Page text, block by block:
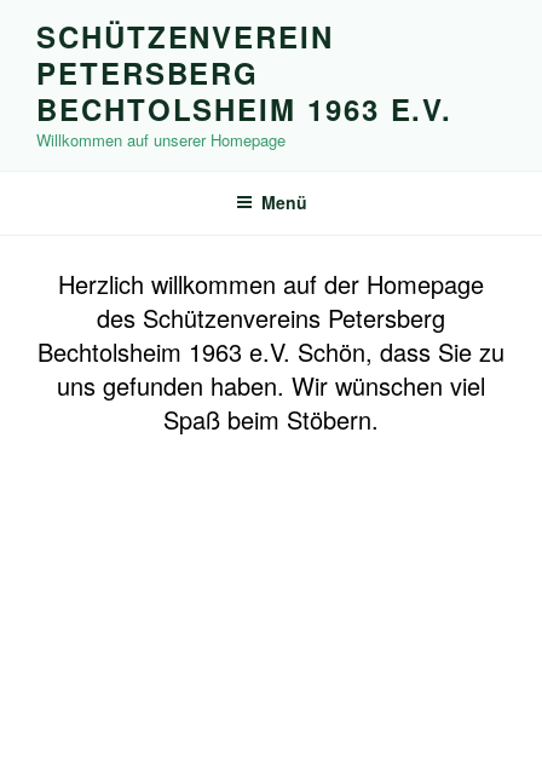
Inhalt
springen
SCHÜTZENVEREIN
PETERSBERG
BECHTOLSHEIM 1963 E.V.
Willkommen auf unserer Homepage
Menü
Herzlich willkommen auf der Homepage
des Schützenvereins Petersberg
Bechtolsheim 1963 e.V. Schön, dass Sie zu
uns gefunden haben. Wir wünschen viel
Spaß beim Stöbern.